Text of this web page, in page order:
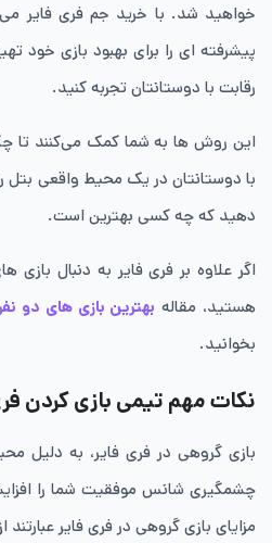
خواهید شد. با خرید جم فری فایر
پیشرفته ای را برای بهبود بازی خود
رقابت با دوستانتان تجربه کنید.
این روش ها به شما کمک می‌کنند تا
با دوستانتان در یک محیط واقعی بتل
دهید که چه کسی بهترین است.
اگر علاوه بر فری فایر به دنبال بازی
هستید، مقاله بهترین بازی های دو
بخوانید.
نکات مهم تیمی بازی کردن
بازی گروهی در فری فایر، به دلیل
چشمگیری شانس موفقیت شما را
مزایای بازی گروهی در فری فایر عبارتند